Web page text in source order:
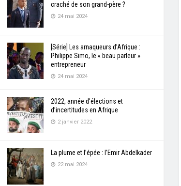
craché de son grand-père ?
24 mai 2024
[Série] Les arnaqueurs d’Afrique :
Philippe Simo, le « beau parleur »
entrepreneur
24 mai 2024
2022, année d’élections et
d’incertitudes en Afrique
2 janvier 2022
La plume et l’épée : l’Emir Abdelkader
22 mai 2024